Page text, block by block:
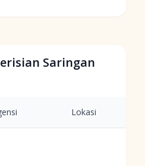
Saringan
Lokasi